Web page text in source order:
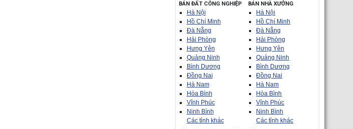
BÁN ĐẤT CÔNG NGHIỆP
Hà Nội
Hồ Chí Minh
Đà Nẵng
Hải Phòng
Hưng Yên
Quảng Ninh
Bình Dương
Đồng Nai
Hà Nam
Hòa Bình
Vĩnh Phúc
Ninh Bình
Các tỉnh khác
BÁN NHÀ XƯỞNG
Hà Nội
Hồ Chí Minh
Đà Nẵng
Hải Phòng
Hưng Yên
Quảng Ninh
Bình Dương
Đồng Nai
Hà Nam
Hòa Bình
Vĩnh Phúc
Ninh Bình
Các tỉnh khác